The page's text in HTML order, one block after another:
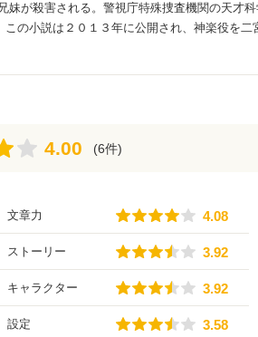
妹が殺害される。警視庁特殊捜査機関の天才
の小説は２０１３年に公開され、神楽役を二
4.00
4.00 (6件)
文章力 4.08
4.08
ストーリー 3.92
3.92
キャラクター 3.92
3.92
設定 3.58
3.58